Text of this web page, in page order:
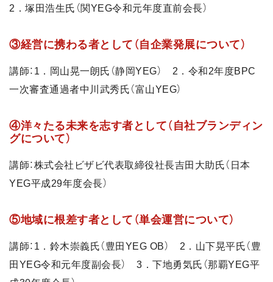
2．塚田浩生氏（関YEG令和元年度直前会長）
③経営に携わる者として（自企業発展について）
講師：1．岡山晃一朗氏（静岡YEG） 2．令和2年度BPC
一次審査通過者中川武秀氏（富山YEG）
④洋々たる未来を志す者として（自社ブランディン
グについて）
講師：株式会社ビザビ代表取締役社長吉田大助氏（日本
YEG平成29年度会長）
⑤地域に根差す者として（単会運営について）
講師：1．鈴木崇義氏（豊田YEG OB） 2．山下晃平氏（豊
田YEG令和元年度副会長） 3．下地勇気氏（那覇YEG平